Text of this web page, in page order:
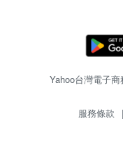
Yahoo台灣電子
服務條款 |